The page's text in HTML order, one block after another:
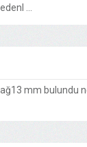
...
mm bulundu